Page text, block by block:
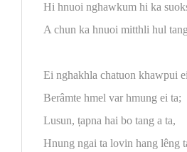
Hi hnuoi nghawkum hi ka
A chun ka hnuoi mitthli hul
Ei nghakhla chatuon khawpui
Berâmte hmel var hmung ei ta;
Lusun, ṭapna hai bo tang a ta,
Hnung ngai ta lovin hang lêng